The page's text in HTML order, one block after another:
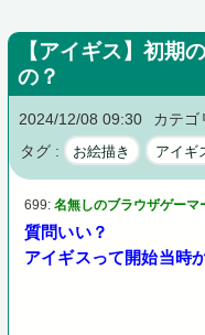
【アイギス】初期
の？
2024/12/08 09:30 カテ
タグ :
お絵描き アイギ
699:名無しのブラウザゲーマ
質問いい？
アイギスって開始当時